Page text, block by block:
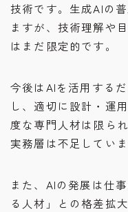
技術です。生成AIの
ますが、技術理解や
はまだ限定的です。
今後はAIを活用する
し、適切に設計・運
度な専門人材は限ら
実務層は不足していま
また、AIの発展は仕
る人材」との格差拡